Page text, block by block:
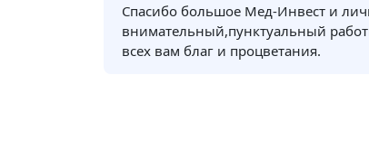
Спасибо большое Мед-Инвест и
внимательный,пунктуальный
всех вам благ и процветания.